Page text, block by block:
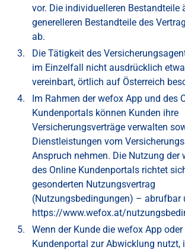
vor. Die individuelleren Bestandteile
generelleren Bestandteile des
ab.
Die Tätigkeit des
im Einzelfall nicht ausdrücklich
vereinbart, örtlich auf Österreich
Im Rahmen der wefox App und des
Kundenportals können Kunden ihre
Versicherungsverträge verwalten
Dienstleistungen vom
Anspruch nehmen. Die Nutzung der
des Online Kundenportals richtet
gesonderten Nutzungsvertrag
(Nutzungsbedingungen) – abrufbar
https://www.wefox.at/
Wenn der Kunde die wefox App
Kundenportal zur Abwicklung nutzt,